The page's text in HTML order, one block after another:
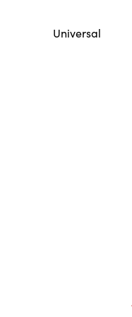
Universal